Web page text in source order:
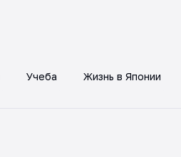
Учеба Жизнь в Японии